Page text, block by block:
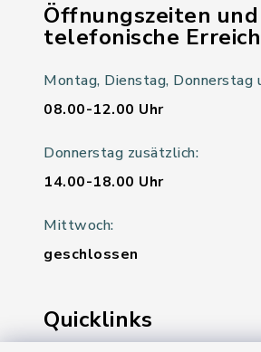
Öffnungszeiten und
telefonische
Montag, Dienstag, Donnerstag
08.00-12.00 Uhr
Donnerstag zusätzlich:
14.00-18.00 Uhr
Mittwoch:
geschlossen
Quicklinks